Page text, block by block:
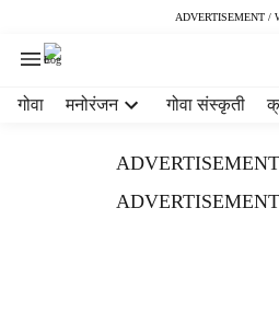
ADVERTISEMENT /
गोवा मनोरंजन गोवा संस्कृती